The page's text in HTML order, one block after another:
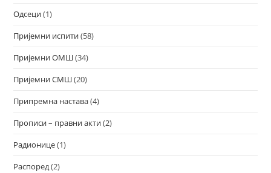
Одсеци(1)
Пријемни испити(58)
Пријемни ОМШ(34)
Пријемни СМШ(20)
Припремна настава(4)
Прописи – правни акти(2)
Радионице(1)
Распоред(2)